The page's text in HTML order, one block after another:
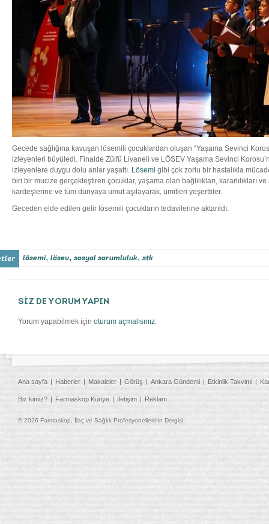
Gecede sağlığına kavuşan lösemili çocuklardan oluşan “Yaşama Sevinci
izleyenleri büyüledi. Finalde Zülfü Livaneli ve LÖSEV Yaşama Sevinci
izleyenlere duygu dolu anlar yaşattı. Lösemi gibi çok zorlu bir hastalıkla
biri bir mucize gerçekleştiren çocuklar, yaşama olan bağlılıkları, kararlılıkları
kardeşlerine ve tüm dünyaya umut aşılayarak, ümitleri yeşerttiler.
Geceden elde edilen gelir lösemili çocukların tedavilerine aktarıldı.
lösemi, lösev, sosyal sorumluluk, stk
SİZ DE YORUM YAPIN
Yorum yapabilmek için oturum açmalısınız.
Ana sayfa Haberler Makaleler Görüş Ankara Gündemi Etkinlik Takvimi
Biz kimiz? Farmaskop Künye İletişim Reklam
© 2026 Farmaskop, İlaç ve Sağlık Profesyonellerinin Dergisi